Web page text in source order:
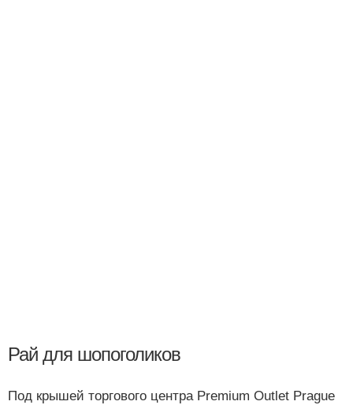
Рай для шопоголиков
Под крышей торгового центра Premium Outlet Prague